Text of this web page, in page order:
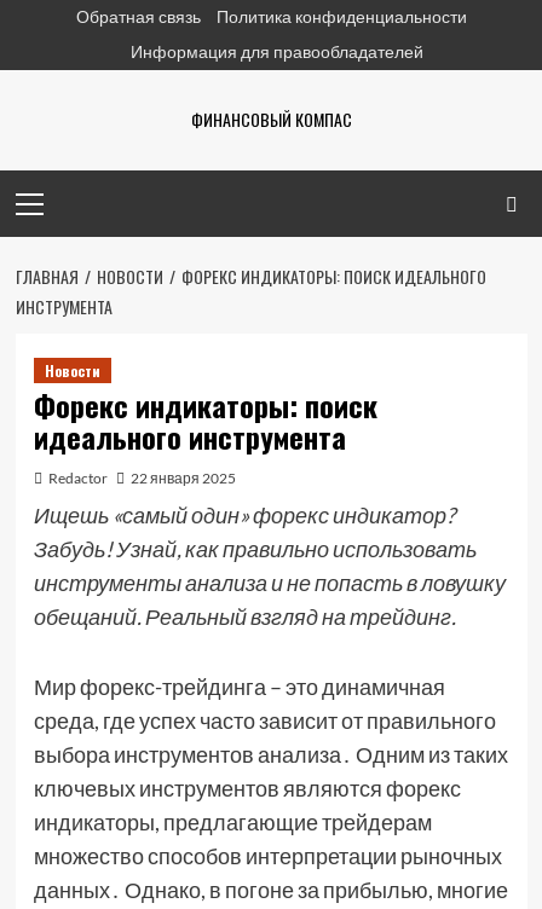
содержимому
Обратная связь
Политика конфиденциальности
Информация для правообладателей
ФИНАНСОВЫЙ КОМПАС
меню
ГЛАВНАЯ НОВОСТИ
ФОРЕКС ИНДИКАТОРЫ: ПОИСК ИДЕАЛЬНОГО
ИНСТРУМЕНТА
Новости
Форекс индикаторы: поиск
идеального инструмента
Redactor 22 января 2025
Ищешь «самый один» форекс индикатор?
Забудь! Узнай, как правильно использовать
инструменты анализа и не попасть в ловушку
обещаний. Реальный взгляд на трейдинг.
Мир форекс-трейдинга – это динамичная
среда, где успех часто зависит от правильного
выбора инструментов анализа․ Одним из таких
ключевых инструментов являются форекс
индикаторы, предлагающие трейдерам
множество способов интерпретации рыночных
данных․ Однако, в погоне за прибылью, многие